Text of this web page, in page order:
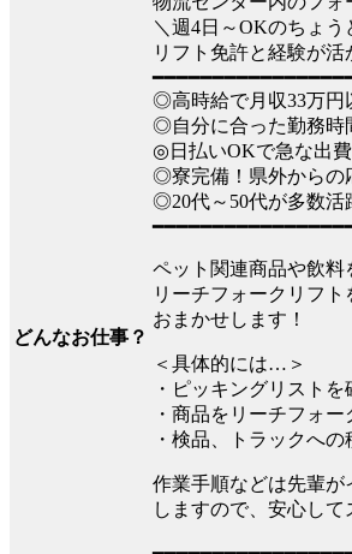
どんなお仕事？
＼週4日～OKのちょう
リフト免許と経験が活
◎高時給で月収33万円
◎自分に合った勤務時
◎日払いOKで急な出
◎寮完備！県外からの
◎20代～50代が多数活
ペット関連商品や飲料
リーチフォークリフト
おまかせします！
＜具体的には…＞
・ピッキングリストを
・商品をリーチフォ
・検品、トラックへの
作業手順などは先輩が
しますので、安心して